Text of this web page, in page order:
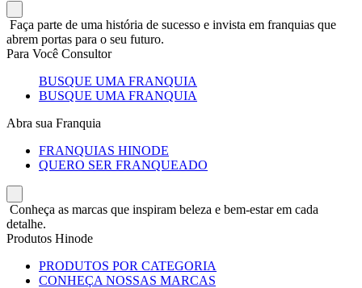
Faça parte de uma história de sucesso e invista em franquias que
abrem portas para o seu futuro.
Para Você Consultor
BUSQUE UMA FRANQUIA
BUSQUE UMA FRANQUIA
Abra sua Franquia
FRANQUIAS HINODE
QUERO SER FRANQUEADO
Conheça as marcas que inspiram beleza e bem-estar em cada
detalhe.
Produtos Hinode
PRODUTOS POR CATEGORIA
CONHEÇA NOSSAS MARCAS